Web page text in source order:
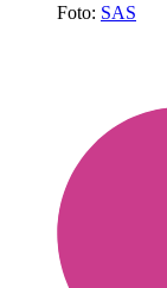
Foto: SAS